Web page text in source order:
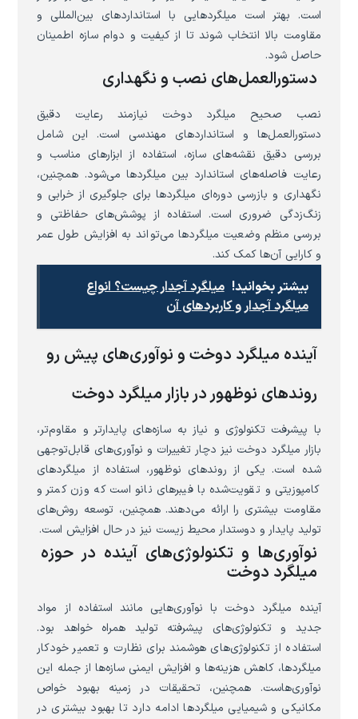
است. بهتر است میلگردهایی با استانداردهای بین‌المللی و
مقاومت بالا انتخاب شوند تا از کیفیت و دوام سازه اطمینان
حاصل شود.
دستورالعمل‌های نصب و نگهداری
نصب صحیح میلگرد دوخت نیازمند رعایت دقیق
دستورالعمل‌ها و استانداردهای مهندسی است. این شامل
بررسی دقیق نقشه‌های سازه، استفاده از ابزارهای مناسب و
رعایت فاصله‌های استاندارد بین میلگردها می‌شود. همچنین،
نگهداری و بازرسی دوره‌ای میلگردها برای جلوگیری از خرابی و
زنگ‌زدگی ضروری است. استفاده از پوشش‌های حفاظتی و
بررسی منظم وضعیت میلگردها می‌تواند به افزایش طول عمر
و کارایی آن‌ها کمک کند.
بیشتر بخوانید! میلگرد آجدار چیست؟ انواع
میلگرد آجدار و کاربردهای آن
آینده میلگرد دوخت و نوآوری‌های پیش رو
روندهای نوظهور در بازار میلگرد دوخت
با پیشرفت تکنولوژی و نیاز به سازه‌های پایدارتر و مقاوم‌تر،
بازار میلگرد دوخت نیز دچار تغییرات و نوآوری‌های قابل‌توجهی
شده است. یکی از روندهای نوظهور، استفاده از میلگردهای
کامپوزیتی و تقویت‌شده با فیبرهای نانو است که وزن کمتر و
مقاومت بیشتری را ارائه می‌دهند. همچنین، توسعه روش‌های
تولید پایدار و دوستدار محیط زیست نیز در حال افزایش است.
نوآوری‌ها و تکنولوژی‌های آینده در حوزه
میلگرد دوخت
آینده میلگرد دوخت با نوآوری‌هایی مانند استفاده از مواد
جدید و تکنولوژی‌های پیشرفته تولید همراه خواهد بود.
استفاده از تکنولوژی‌های هوشمند برای نظارت و تعمیر خودکار
میلگردها، کاهش هزینه‌ها و افزایش ایمنی سازه‌ها از جمله این
نوآوری‌هاست. همچنین، تحقیقات در زمینه بهبود خواص
مکانیکی و شیمیایی میلگردها ادامه دارد تا بهبود بیشتری در